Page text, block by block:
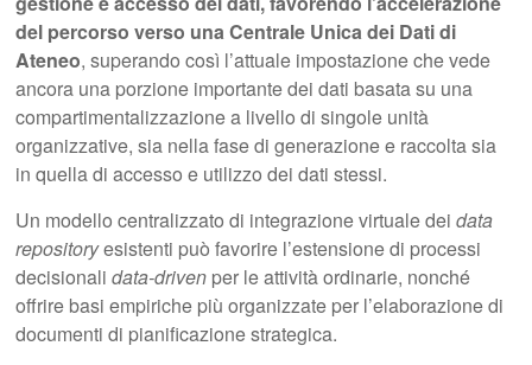
del percorso verso una Centrale Unica dei Dati di
Ateneo, superando così l’attuale impostazione che vede
ancora una porzione importante dei dati basata su una
compartimentalizzazione a livello di singole unità
organizzative, sia nella fase di generazione e raccolta sia
in quella di accesso e utilizzo dei dati stessi.
Un modello centralizzato di integrazione virtuale deidata
repositoryesistenti può favorire l’estensione di processi
decisionalidata-driven per le attività ordinarie, nonché
offrire basi empiriche più organizzate per l’elaborazione di
documenti di pianificazione strategica.